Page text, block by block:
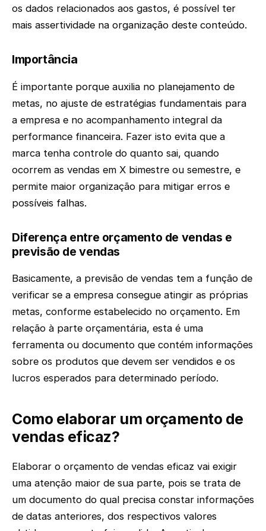
os dados relacionados aos gastos, é possível ter
mais assertividade na organização deste conteúdo.
Importância
É importante porque auxilia no planejamento de
metas, no ajuste de estratégias fundamentais para
a empresa e no acompanhamento integral da
performance financeira. Fazer isto evita que a
marca tenha controle do quanto sai, quando
ocorrem as vendas em X bimestre ou semestre, e
permite maior organização para mitigar erros e
possíveis falhas.
Diferença entre orçamento de vendas e
previsão de vendas
Basicamente, a previsão de vendas tem a função de
verificar se a empresa consegue atingir as próprias
metas, conforme estabelecido no orçamento. Em
relação à parte orçamentária, esta é uma
ferramenta ou documento que contém informações
sobre os produtos que devem ser vendidos e os
lucros esperados para determinado período.
Como elaborar um orçamento de
vendas eficaz?
Elaborar o orçamento de vendas eficaz vai exigir
uma atenção maior de sua parte, pois se trata de
um documento do qual precisa constar informações
de datas anteriores, dos respectivos valores